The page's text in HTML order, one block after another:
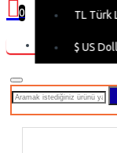
TL Türk
$ US
0
Alışveriş